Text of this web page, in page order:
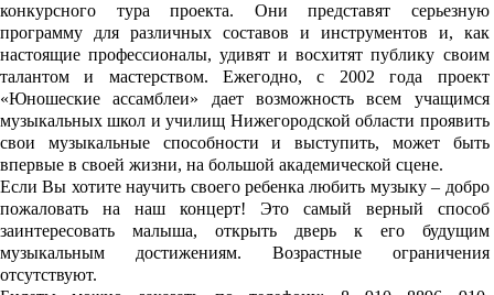
конкурсного тура проекта. Они представят серьезную
программу для различных составов и инструментов и, как
настоящие профессионалы, удивят и восхитят публику своим
талантом и мастерством. Ежегодно, с 2002 года проект
«Юношеские ассамблеи» дает возможность всем учащимся
музыкальных школ и училищ Нижегородской области проявить
свои музыкальные способности и выступить, может быть
впервые в своей жизни, на большой академической сцене.
Если Вы хотите научить своего ребенка любить музыку – добро
пожаловать на наш концерт! Это самый верный способ
заинтересовать малыша, открыть дверь к его будущим
музыкальным достижениям. Возрастные ограничения
отсутствуют.